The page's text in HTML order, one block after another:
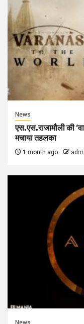
News
एस.एस.राजामौली की
मचाया तहलका
1 month ago
News